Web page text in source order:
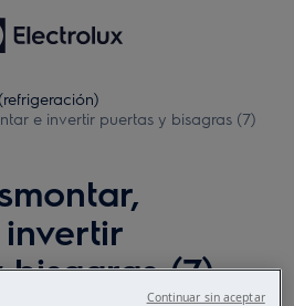
e invertir puertas y bisagras (7)
(7)
Continuar sin aceptar